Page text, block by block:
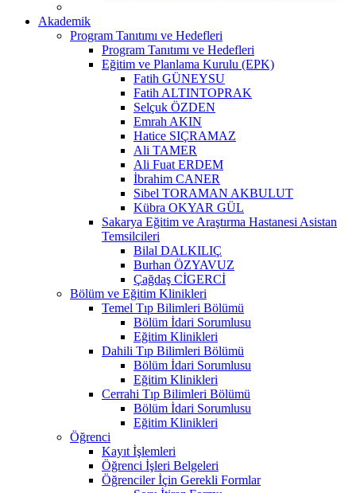
Akademik
Program Tanıtımı ve Hedefleri
Program Tanıtımı ve Hedefleri
Eğitim ve Planlama Kurulu (EPK)
Fatih GÜNEYSU
Fatih ALTINTOPRAK
Selçuk ÖZDEN
Emrah AKIN
Hatice SIÇRAMAZ
Ali TAMER
Ali Fuat ERDEM
İbrahim CANER
Sibel TORAMAN AKBULUT
Kübra OKYAR GÜL
Sakarya Eğitim ve Araştırma Hastanesi Asistan
Temsilcileri
Bilal DALKILIÇ
Burhan ÖZYAVUZ
Çağdaş CİGERCİ
Bölüm ve Eğitim Klinikleri
Temel Tıp Bilimleri Bölümü
Bölüm İdari Sorumlusu
Eğitim Klinikleri
Dahili Tıp Bilimleri Bölümü
Bölüm İdari Sorumlusu
Eğitim Klinikleri
Cerrahi Tıp Bilimleri Bölümü
Bölüm İdari Sorumlusu
Eğitim Klinikleri
Öğrenci
Kayıt İşlemleri
Öğrenci İşleri Belgeleri
Öğrenciler İçin Gerekli Formlar